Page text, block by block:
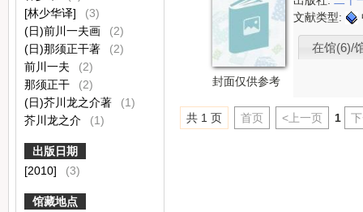
[林少华译]
(3)
(日)前川一夫画
(2)
(日)那须正干著
(2)
前川一夫
(2)
那须正干
(2)
(日)芥川龙之介著
(1)
芥川龙之介
(1)
出版日期
[2010]
(3)
馆藏地点
封面仅供参考
文献类型:
在馆(6)/
共 1 页 首页 <上一页 1